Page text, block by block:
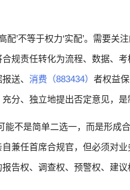
配’不等于权力‘实配’。需要
规责任转化为流程、数据、
送、 消费（883434） 者权益
分、独立地提出否定意见，是
能不是简单二选一，而是形成
兼任首席合规官，但必须对
告权、调查权、预警权、建议